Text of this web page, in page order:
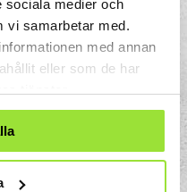
sociala medier och
vi samarbetar med.
med annan
eller som de har
om exempelvis